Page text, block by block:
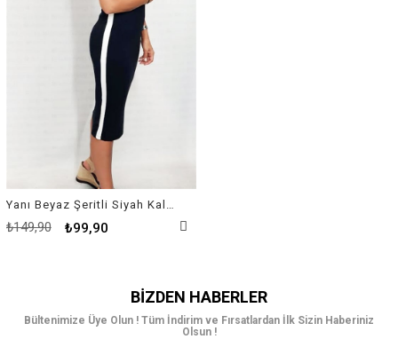
₺99,90
₺149,90
BIZDEN HABERLER
Bültenimize Üye Olun ! Tüm İndirim ve Fırsatlardan İlk Sizin Haberiniz
Olsun !